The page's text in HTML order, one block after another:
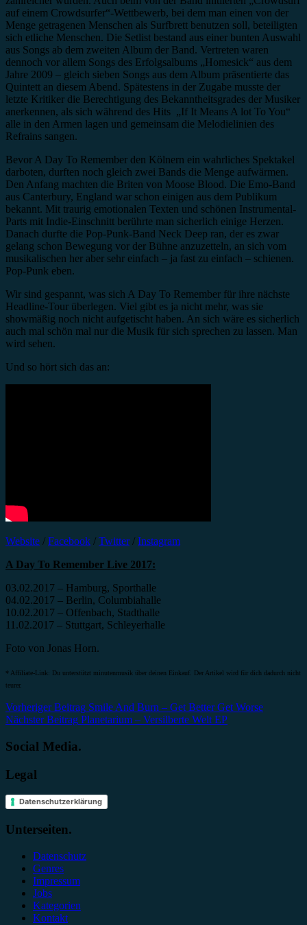
auf einem Crowdsurfer“-Wettbewerb, bei dem man einen von der
Menge getragenen Menschen als Surfbrett benutzen soll, beteiligten
sich etliche Menschen. Die Setlist bestand aus einer bunten Auswahl
aus Songs ab dem zweiten Album der Band. Vertreten waren
dennoch vor allem Songs des Erfolgsalbums „Homesick“ aus dem
Jahre 2009 – gleich sieben Songs aus dem Album präsentierte das
Quintett an diesem Abend. Spätestens in der Zugabe musste der
letzte Kritiker die Berechtigung des Bekanntheitsgrades der Musiker
anerkennen, als sich während des Hits „If It Means A lot To You“
alle in den Armen lagen und gemeinsam die Melodielinien des
Refrains sangen.
Bevor A Day To Remember den Kölnern ein wahrliches Spektakel
darboten, durften noch gleich zwei Bands die Menge aufwärmen.
Den Anfang machten die Briten von Moose Blood. Die Emo-Band
aus Canterbury, England war schon einigen aus dem Publikum
bekannt. Mit traurig emotionalen Texten und schönen Instrumental-
Parts mit Indie-Einschnitt berührte man sicherlich einige Herzen.
Danach durfte die Pop-Punk-Band Neck Deep ran, der es zwar
gelang schon Bewegung vor der Bühne anzuzetteln, an sich vom
musikalischen her aber sehr einfach – ja fast zu einfach – schienen.
Pop-Punk eben.
Wir sind gespannt, was sich A Day To Remember für ihre nächste
Headline-Tour überlegen. Viel gibt es ja nicht mehr, was sie
showmäßig noch nicht aufgetischt haben. An sich wäre es sicherlich
auch mal schön mal nur die Musik für sich sprechen zu lassen. Man
wird sehen.
Und so hört sich das an:
Website / Facebook / Twitter/ Instagram
A Day To Remember Live 2017:
03.02.2017 – Hamburg, Sporthalle
04.02.2017 – Berlin, Columbiahalle
10.02.2017 – Offenbach, Stadthalle
11.02.2017 – Stuttgart, Schleyerhalle
Foto von Jonas Horn.
* Affiliate-Link: Du unterstützt minutenmusik über deinen Einkauf. Der Artikel wird für dich dadurch nicht
teurer.
Beitragsnavigation
Vorheriger Beitrag Smile And Burn – Get Better Get Worse
Nächster Beitrag Planetarium – Versilberte Welt EP
Social Media.
Legal
Datenschutzerklärung
Unterseiten.
Datenschutz
Genres
Impressum
Jobs
Kategorien
Kontakt